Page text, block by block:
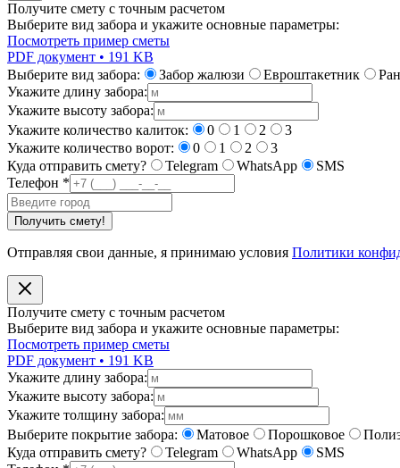
Получите смету с точным расчетом
Выберите вид забора и укажите основные параметры:
Посмотреть пример сметы
PDF документ • 191 KB
Выберите вид забора:
Забор жалюзи Евроштакетник
Укажите длину забора:
Укажите высоту забора:
Укажите количество калиток:
0 1 2
3
Укажите количество ворот:
0 1 2
3
Куда отправить смету?
Telegram WhatsApp
SMS
Телефон *
Получить смету!
Отправляя свои данные, я принимаю условия Политики
Получите смету с точным расчетом
Выберите вид забора и укажите основные параметры:
Посмотреть пример сметы
PDF документ • 191 KB
Укажите длину забора:
Укажите высоту забора:
Укажите толщину забора:
Выберите покрытие забора:
Матовое Порошковое
Куда отправить смету?
Telegram WhatsApp
SMS